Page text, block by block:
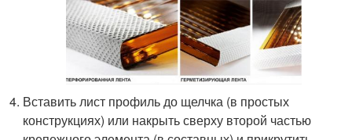
Вставить лист профиль до щелчка (в простых
конструкциях) или накрыть сверху второй частью